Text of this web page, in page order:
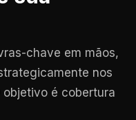
chave em mãos,
nos
objetivo é cobertura